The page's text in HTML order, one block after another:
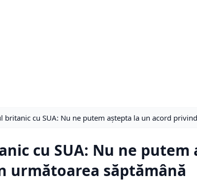
britanic cu SUA: Nu ne putem aștepta la un acord
cu SUA: Nu ne putem
următoarea săptămână